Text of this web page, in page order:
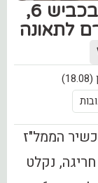
נקלט במהירות 172 קמ"ש בכביש 6,
לתאונה
הממל"ז
נקלט